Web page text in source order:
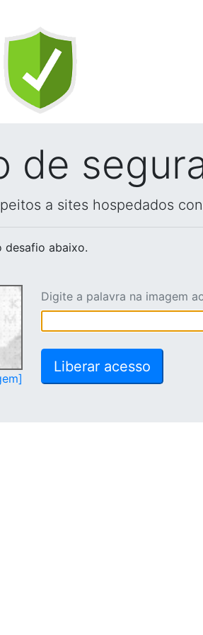
de
a sites hospedados
desafio abaixo.
Digite a palavra na imagem